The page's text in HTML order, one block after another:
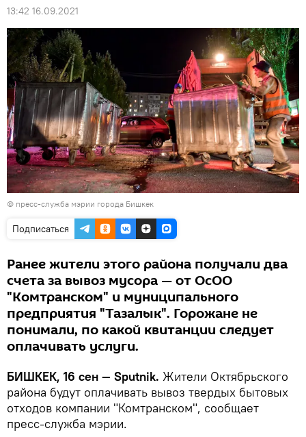
13:42 16.09.2021
© пресс-служба мэрии города Бишкек
Подписаться
Ранее жители этого района получали два
счета за вывоз мусора — от ОсОО
"Комтранском" и муниципального
предприятия "Тазалык". Горожане не
понимали, по какой квитанции следует
оплачивать услуги.
БИШКЕК, 16 сен — Sputnik. Жители Октябрьского
района будут оплачивать вывоз твердых бытовых
отходов компании "Комтранском", сообщает
пресс-служба мэрии.